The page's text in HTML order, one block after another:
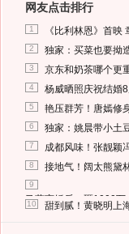
网友点击排行
1 《比利林恩》首
2 独家：买菜也要拗
3 京东和奶茶哪个更
4 杨威晒照庆祝结婚
5 艳压群芳！唐嫣修
6 独家：姚晨带小土
7 成都风味！张靓颖
8 接地气！阔太熊黛
9
马蓉离婚后，砸1000万
10 甜到腻！黄晓明上